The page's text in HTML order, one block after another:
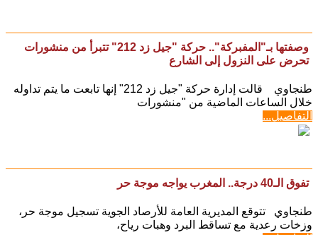
تحرض على النزول إلى الشارع
خلال الساعات الماضية من "منشورات
تفوق الـ40 درجة.. المغرب يواجه موجة حر